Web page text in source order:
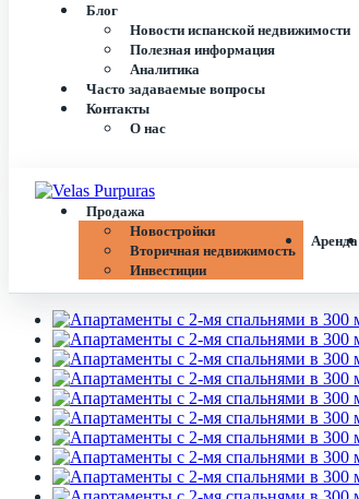
Блог
Новости испанской недвижимости
Полезная информация
Аналитика
Часто задаваемые вопросы
Контакты
О нас
Продажа
Новостройки
Вторичная недвижимость
Инвестиции
Аренда